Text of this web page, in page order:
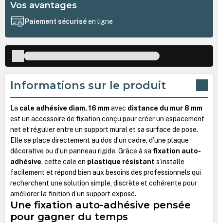
Vos avantages
Paiement sécuriséen ligne
Informations sur le produit
La cale adhésive diam. 16 mm avec distance du mur 8 mm
est un accessoire de fixation conçu pour créer un espacement
net et régulier entre un support mural et sa surface de pose.
Elle se place directement au dos d’un cadre, d’une plaque
décorative ou d’un panneau rigide. Grâce à sa fixation auto-
adhésive, cette cale en plastique résistant s’installe
facilement et répond bien aux besoins des professionnels qui
recherchent une solution simple, discrète et cohérente pour
améliorer la finition d’un support exposé.
Une fixation auto-adhésive pensée
pour gagner du temps